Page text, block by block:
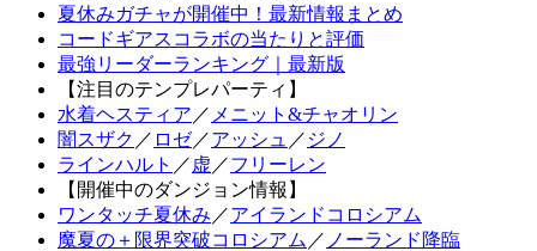
夏休みガチャが開催中！最新情報まとめ
コードギアスコラボの当たりと評価
最強リーダーランキング｜最新版
【注目のテンプレパーティ】
水着ヘスティア ／ メニット&チャオリン
闇スザク ／ ロゼ／アッシュ ／ ジノ
ラインハルト ／ 虚 ／フリーレン
【開催中のダンジョン情報】
ワンタッチ夏休み ／アイランドコロシアム
魔夏の＋限界突破コロシアム ／ ノーランド降臨